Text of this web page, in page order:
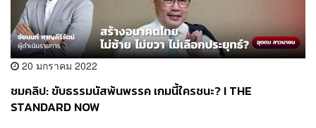
20 มกราคม 2022
ชมคลิป: ขับธรรมนัสพ้นพรรค เกมนี้ใครชนะ? I THE
STANDARD NOW